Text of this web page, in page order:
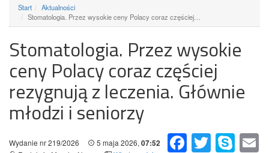
Start
Aktualności
Stomatologia. Przez wysokie ceny Polacy coraz częściej…
Stomatologia. Przez wysokie
ceny Polacy coraz częściej
rezygnują z leczenia. Głównie
młodzi i seniorzy
FacebookTwitter Skype
Wydanie nr 219/2026 5 maja 2026, 07:52